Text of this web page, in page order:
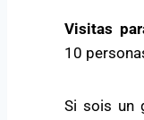
Visitas
10
Si sois un